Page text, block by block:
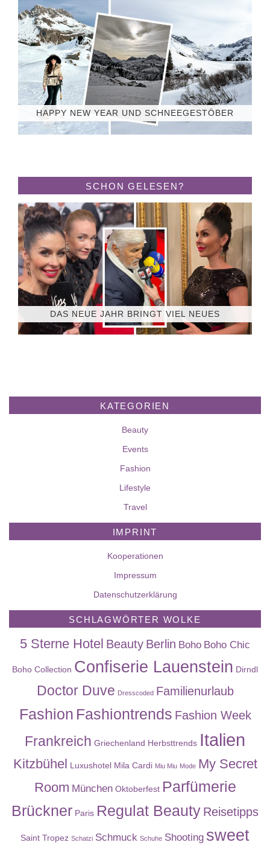
HAPPY NEW YEAR UND SCHNEEGESTÖBER
SCHON GELESEN?
DAS NEUE JAHR BRINGT VIEL NEUES
KATEGORIEN
Beauty
Events
Fashion
Lifestyle
Travel
IMPRINT
Kooperationen
Impressum
Datenschutzerklärung
SCHLAGWÖRTER WOLKE
5 Sterne Hotel Beauty Berlin Boho Boho Chic
Boho Collection Confiserie Lauenstein Dirndl
Doctor Duve Dresscoded Familienurlaub
Fashion Fashiontrends Fashion Week
Frankreich Griechenland Herbsttrends Italien
Kitzbühel Luxushotel Mila Cardi Miu Miu Mode My Secret
Room München Oktoberfest Parfümerie
Brückner Paris Regulat Beauty Reisetipps
Saint Tropez Schatzi Schmuck Schuhe Shooting sweet